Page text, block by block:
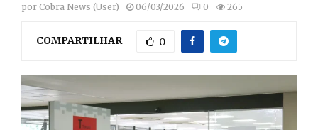
E
por Cobra News (User) 06/03/2026 0 265
COMPARTILHAR 0